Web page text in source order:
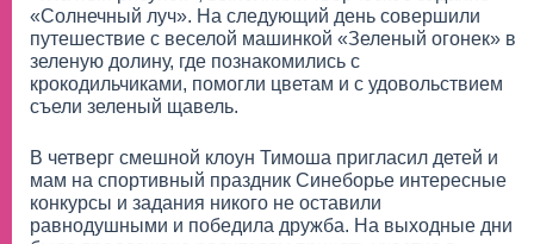
«Солнечный луч». На следующий день совершили
путешествие с веселой машинкой «Зеленый огонек» в
зеленую долину, где познакомились с
крокодильчиками, помогли цветам и с удовольствием
съели зеленый щавель.
В четверг смешной клоун Тимоша пригласил детей и
мам на спортивный праздник Синеборье интересные
конкурсы и задания никого не оставили
равнодушными и победила дружба. На выходные дни